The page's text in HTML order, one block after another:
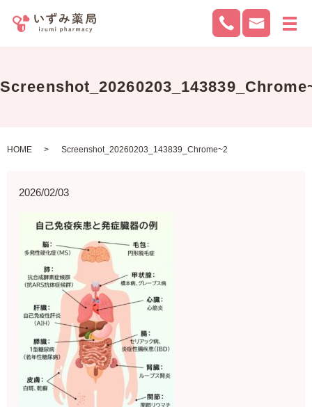
メ
HOME Screenshot_20260203_143839_Chrome~2
2026/02/03